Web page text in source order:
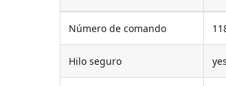
Número de comando
Hilo seguro yes